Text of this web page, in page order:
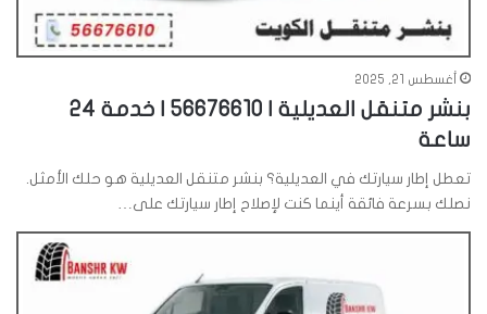
أغسطس 21, 2025
بنشر متنقل العديلية | 56676610 | خدمة 24
ساعة
تعطل إطار سيارتك في العديلية؟ بنشر متنقل العديلية هو حلك الأمثل.
نصلك بسرعة فائقة أينما كنت لإصلاح إطار سيارتك على…